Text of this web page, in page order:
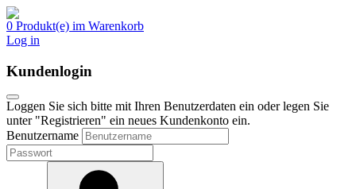
0 Produkt(e) im Warenkorb
Log in
Kundenlogin
Loggen Sie sich bitte mit Ihren Benutzerdaten ein oder legen Sie
unter "Registrieren" ein neues Kundenkonto ein.
Benutzername